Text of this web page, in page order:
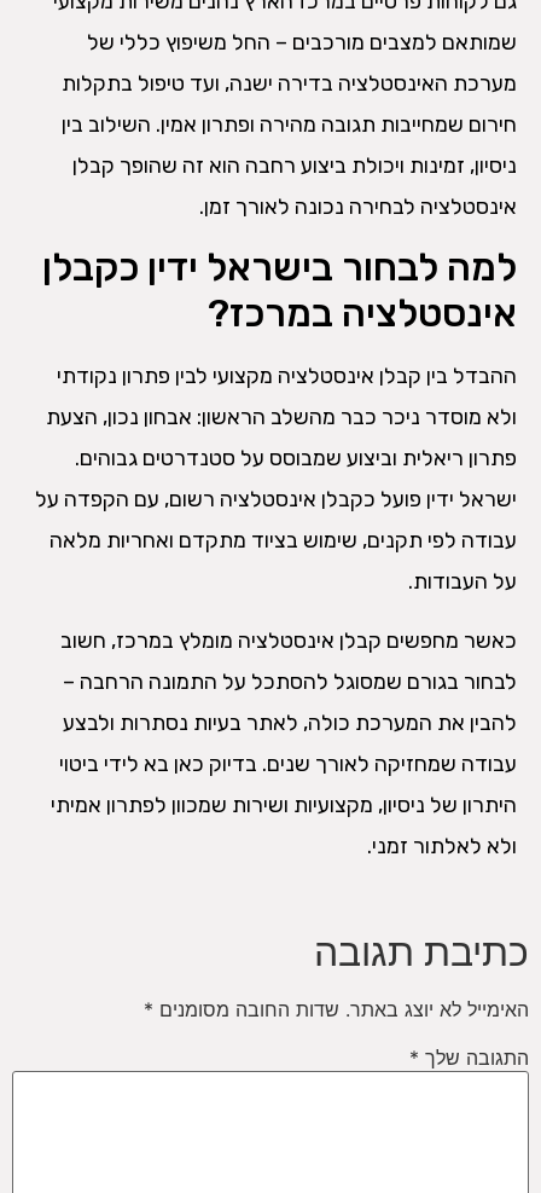
שמותאם למצבים מורכבים – החל משיפוץ כללי של
מערכת האינסטלציה בדירה ישנה, ועד טיפול בתקלות
חירום שמחייבות תגובה מהירה ופתרון אמין. השילוב בין
ניסיון, זמינות ויכולת ביצוע רחבה הוא זה שהופך קבלן
אינסטלציה לבחירה נכונה לאורך זמן.
למה לבחור בישראל ידין כקבלן
אינסטלציה במרכז?
ההבדל בין קבלן אינסטלציה מקצועי לבין פתרון נקודתי
ולא מוסדר ניכר כבר מהשלב הראשון: אבחון נכון, הצעת
פתרון ריאלית וביצוע שמבוסס על סטנדרטים גבוהים.
ישראל ידין פועל כקבלן אינסטלציה רשום, עם הקפדה על
עבודה לפי תקנים, שימוש בציוד מתקדם ואחריות מלאה
על העבודות.
כאשר מחפשים קבלן אינסטלציה מומלץ במרכז, חשוב
לבחור בגורם שמסוגל להסתכל על התמונה הרחבה –
להבין את המערכת כולה, לאתר בעיות נסתרות ולבצע
עבודה שמחזיקה לאורך שנים. בדיוק כאן בא לידי ביטוי
היתרון של ניסיון, מקצועיות ושירות שמכוון לפתרון אמיתי
ולא לאלתור זמני.
כתיבת תגובה
האימייל לא יוצג באתר. שדות החובה מסומנים *
התגובה שלך *